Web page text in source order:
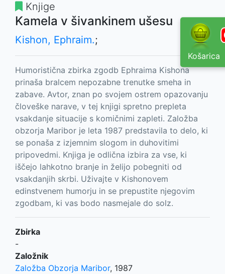
Košarica
Knjige
Kamela v šivankinem ušesu
Kishon, Ephraim.;
Humoristična zbirka zgodb Ephraima Kishona
prinaša bralcem nepozabne trenutke smeha in
zabave. Avtor, znan po svojem ostrem opazovanju
človeške narave, v tej knjigi spretno prepleta
vsakdanje situacije s komičnimi zapleti. Založba
obzorja Maribor je leta 1987 predstavila to delo, ki
se ponaša z izjemnim slogom in duhovitimi
pripovedmi. Knjiga je odlična izbira za vse, ki
iščejo lahkotno branje in želijo pobegniti od
vsakdanjih skrbi. Uživajte v Kishonovem
edinstvenem humorju in se prepustite njegovim
zgodbam, ki vas bodo nasmejale do solz.
Zbirka
-
Založnik
Založba Obzorja Maribor, 1987